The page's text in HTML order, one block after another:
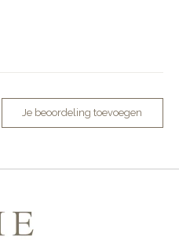
Je beoordeling toevoegen